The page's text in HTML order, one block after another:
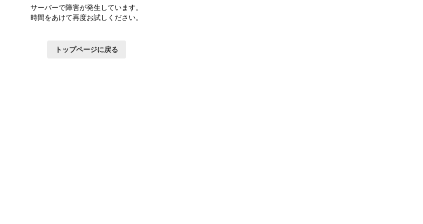
サーバーで障害が発生しています。
時間をあけて再度お試しください。
トップページに戻る